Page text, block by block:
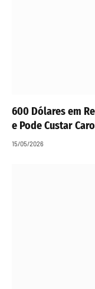
600 Dólares em
e Pode Custar Caro
15/05/2026